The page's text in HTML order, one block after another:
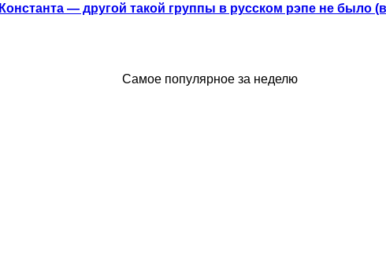
Константа — другой такой группы в русском рэпе не было
Самое популярное за неделю